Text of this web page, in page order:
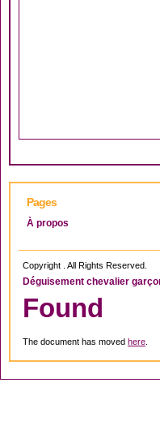
Pages
À propos
Copyright . All Rights Reserved.
Déguisement chevalier
Found
The document has moved here